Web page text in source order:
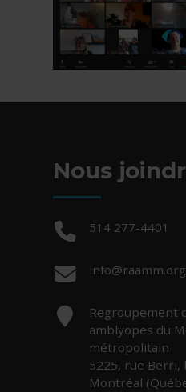
Nous
Téléphone
514 277-4401
Courriel :
info@raamm.org
Adresse :
Regroupement
amblyopes du
métropolitain
5225, rue Berri,
Montréal